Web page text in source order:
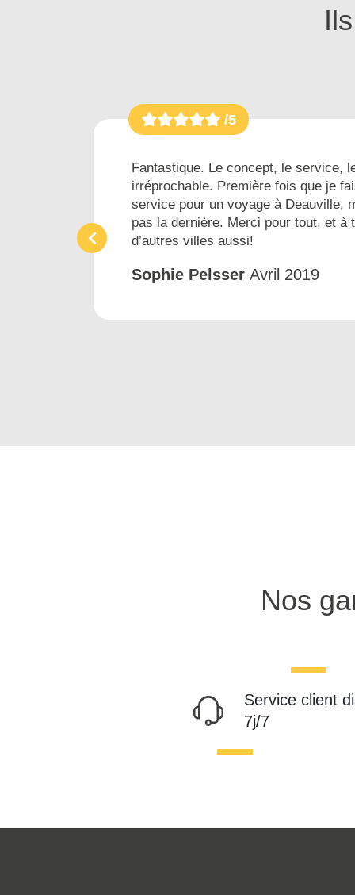
/5
Fantastique. Le concept, le service,
irréprochable. Première fois que je
service pour un voyage à Deauville,
pas la dernière. Merci pour tout, et à
d’autres villes aussi!
Sophie Pelsser Avril 2019
Nos
Service client
7j/7